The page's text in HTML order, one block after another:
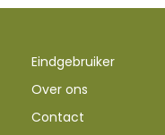
Eindgebruiker
Over ons
Contact